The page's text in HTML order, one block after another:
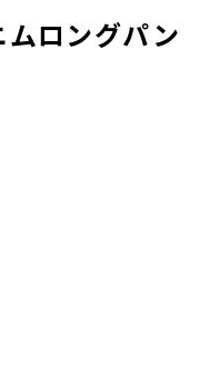
ロングパン